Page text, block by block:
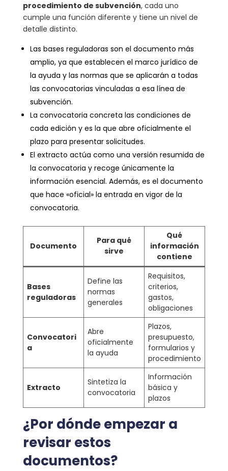
procedimiento de subvención, cada uno
cumple una función diferente y tiene un nivel de
detalle distinto.
Las bases reguladoras son el documento más
amplio, ya que establecen el marco jurídico de
la ayuda y las normas que se aplicarán a todas
las convocatorias vinculadas a esa línea de
subvención.
La convocatoria concreta las condiciones de
cada edición y es la que abre oficialmente el
plazo para presentar solicitudes.
El extracto actúa como una versión resumida de
la convocatoria y recoge únicamente la
información esencial. Además, es el documento
que hace «oficial» la entrada en vigor de la
convocatoria.
Documento
Para qué
sirve
Qué
información
contiene
Bases
reguladoras
Define las
normas
generales
Requisitos,
criterios,
gastos,
obligaciones
Convocatori
a
Abre
oficialmente
la ayuda
Plazos,
presupuesto,
formularios y
procedimiento
Extracto
Sintetiza la
convocatoria
Información
básica y
plazos
¿Por dónde empezar a
revisar estos
documentos?